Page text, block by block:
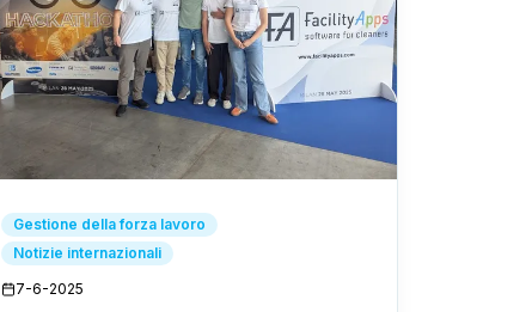
Gestione della forza lavoro
Notizie internazionali
7-6-2025